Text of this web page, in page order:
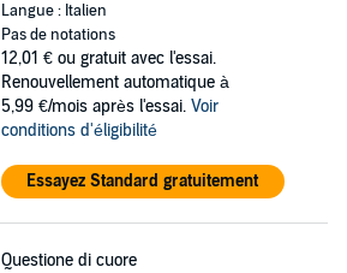
Langue : Italien
Pas de notations
12,01 € ou gratuit avec l'essai.
Renouvellement automatique à
5,99 €/mois après l'essai. Voir
conditions d'éligibilité
Essayez Standard gratuitement
Questione di cuore